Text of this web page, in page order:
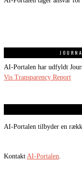
AI-Portalen har udfyldt
Vis Transparency Report
AI-Portalen tilbyder en
Kontakt AI-Portalen.